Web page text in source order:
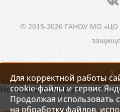
© 2015-2026 ГАНОУ МО «ЦО
Для корректной работы
cookie-файлы и сервис
Продолжая использовать
на обработку файлов,
X
Не нашли то, что искали?